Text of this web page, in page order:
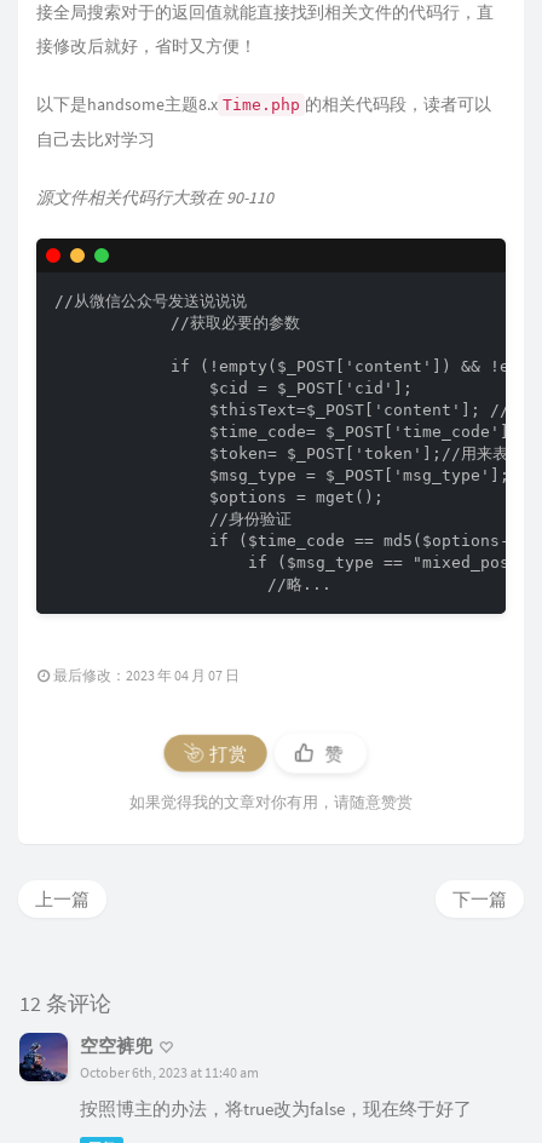
接全局搜索对于的返回值就能直接找到相关文件的代码行，直
接修改后就好，省时又方便！
以下是handsome主题8.x Time.php 的相关代码段，读者可以
自己去比对学习
源文件相关代码行大致在 90-110
//从微信公众号发送说说说
            //获取必要的参数
if (!empty($_POST['content']) &&
                $cid = $_POST['cid'];
$thisText=$_POST['content']; //发送
$time_code= $_POST['time_code'];//用
$token= $_POST['token'];//用来表示调用
                $msg_type = $_POST['msg_type'];
                $options = mget();
                //身份验证
if ($time_code == md5($options-
if ($msg_type ==
                      //略...
最后修改：2023 年 04 月 07 日
打赏 赞
如果觉得我的文章对你有用，请随意赞赏
下一篇
上一篇
12 条评论
空空裤兜
October 6th, 2023 at 11:40 am
按照博主的办法，将true改为false，现在终于好了